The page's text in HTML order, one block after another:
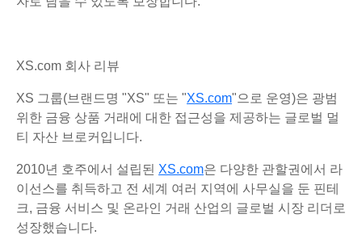
XS.com 회사 리뷰
XS 그룹(브랜드명 "XS" 또는 "XS.com"으로 운영)은 광범
위한 금융 상품 거래에 대한 접근성을 제공하는 글로벌 멀
티 자산 브로커입니다.
2010년 호주에서 설립된 XS.com은 다양한 관할권에서 라
이선스를 취득하고 전 세계 여러 지역에 사무실을 둔 핀테
크, 금융 서비스 및 온라인 거래 산업의 글로벌 시장 리더로
성장했습니다.